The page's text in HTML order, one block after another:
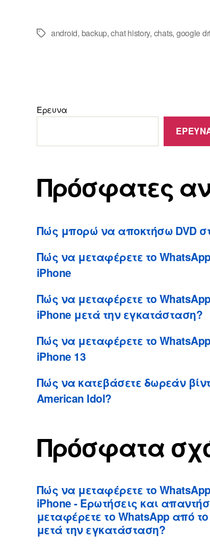
android, backup,chat history, chats, google
Ερευνα
Πρόσφατες
Πώς μπορώ να αποκτήσω DVD
Πώς να μεταφέρετε το
iPhone
Πώς να μεταφέρετε το
iPhone μετά την εγκατάσταση?
Πώς να μεταφέρετε το
iPhone 13
Πώς να κατεβάσετε δωρεάν
American Idol?
Πρόσφατα
Πώς να μεταφέρετε το
iPhone - Ερωτήσεις και
μεταφέρετε το WhatsApp από
μετά την εγκατάσταση?